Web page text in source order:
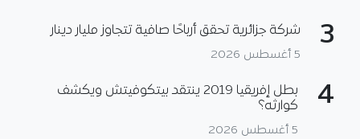
3 شركة جزائرية تحقق أرباحًا صافية تتجاوز مليار دينار
5 أغسطس 2026
4
بطل إفريقيا 2019 ينتقد بيتكوفيتش ويكشف
كوارثه؟
5 أغسطس 2026